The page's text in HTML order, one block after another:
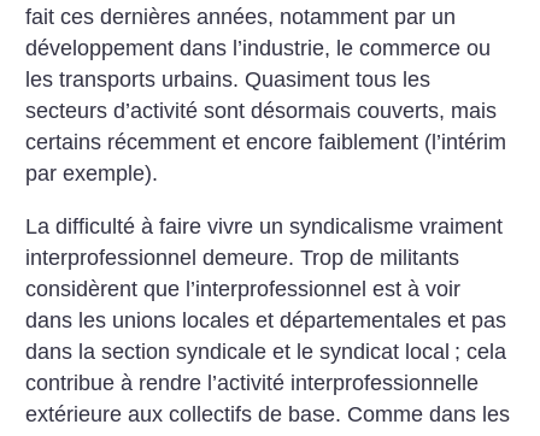
fait ces dernières années, notamment par un
développement dans l’industrie, le commerce ou
les transports urbains. Quasiment tous les
secteurs d’activité sont désormais couverts, mais
certains récemment et encore faiblement (l’intérim
par exemple).
La difficulté à faire vivre un syndicalisme vraiment
interprofessionnel demeure. Trop de militants
considèrent que l’interprofessionnel est à voir
dans les unions locales et départementales et pas
dans la section syndicale et le syndicat local ; cela
contribue à rendre l’activité interprofessionnelle
extérieure aux collectifs de base. Comme dans les